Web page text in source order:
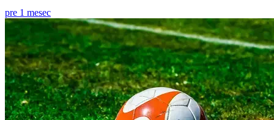
pre 1 mesec